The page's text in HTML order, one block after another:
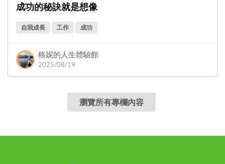
成功的秘訣就是想像
自我成長 工作 成功
格妮的人生體驗館
2025/08/19
瀏覽所有專欄內容